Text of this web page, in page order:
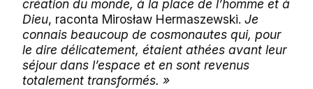
création du monde, à la place de l’homme et à
Dieu, raconta Mirosław Hermaszewski. Je
connais beaucoup de cosmonautes qui, pour
le dire délicatement, étaient athées avant leur
séjour dans l’espace et en sont revenus
totalement transformés. »